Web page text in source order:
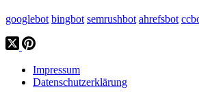
googlebot bingbot semrushbot ahrefsbot
Impressum
Datenschutzerklärung